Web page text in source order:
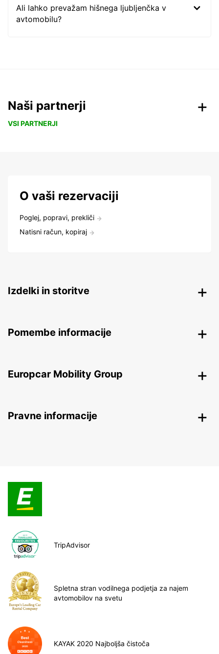
Ali lahko prevažam hišnega ljubljenčka v
avtomobilu?
Naši partnerji
VSI PARTNERJI
O vaši rezervaciji
Poglej, popravi, prekliči
Natisni račun, kopiraj
Izdelki in storitve
Pomembe informacije
Europcar Mobility Group
Pravne informacije
TripAdvisor
Spletna stran vodilnega podjetja za najem
avtomobilov na svetu
KAYAK 2020 Najboljša čistoča